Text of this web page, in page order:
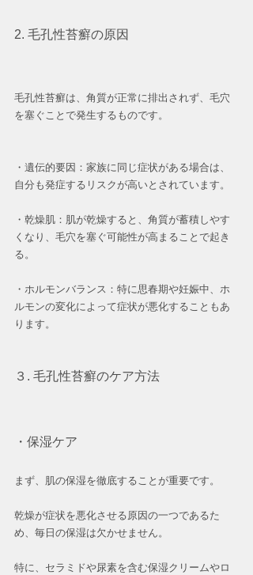
2. 毛孔性苔癬の原因
毛孔性苔癬は、角質が正常に排出されず、毛穴
を塞ぐことで発生するものです。
・遺伝的要因：家族に同じ症状がある場合は、
自分も発症するリスクが高いとされています。
・乾燥肌：肌が乾燥すると、角質が蓄積しやす
くなり、毛穴を塞ぐ可能性が高まることで起き
る。
・ホルモンバランス：特に思春期や妊娠中、ホ
ルモンの変化によって症状が悪化することもあ
ります。
３. 毛孔性苔癬のケア方法
・保湿ケア
まず、肌の保湿を徹底することが重要です。
乾燥が症状を悪化させる原因の一つであるた
め、毎日の保湿は欠かせません。
特に、セラミドや尿素を含む保湿クリームやロ